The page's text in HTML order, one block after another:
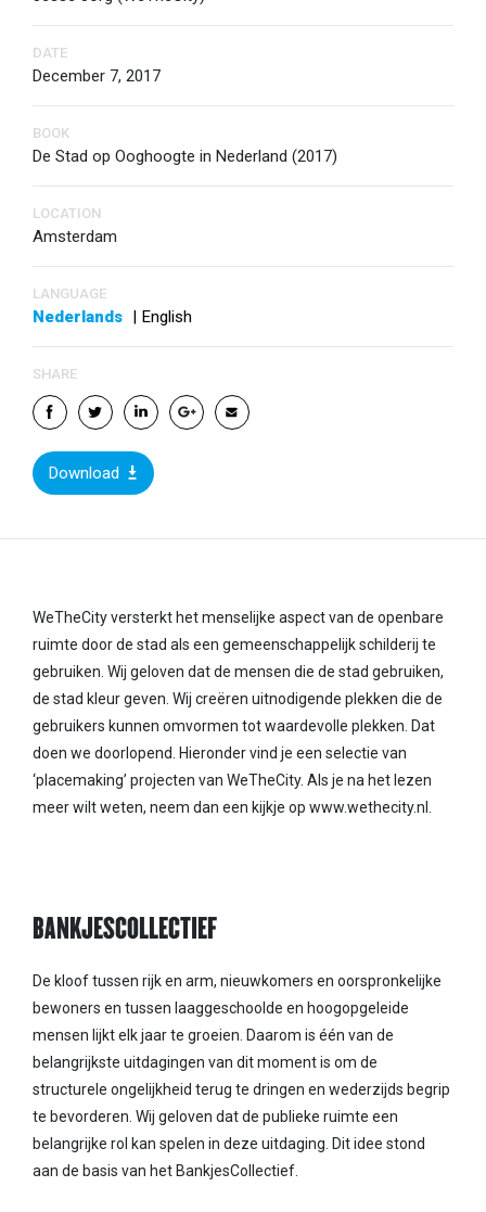
DATE
December 7, 2017
BOOK
De Stad op Ooghoogte in Nederland (2017)
LOCATION
Amsterdam
LANGUAGE
Nederlands | English
SHARE
Download
WeTheCity versterkt het menselijke aspect van de openbare
ruimte door de stad als een gemeenschappelijk schilderij te
gebruiken. Wij geloven dat de mensen die de stad gebruiken,
de stad kleur geven. Wij creëren uitnodigende plekken die de
gebruikers kunnen omvormen tot waardevolle plekken. Dat
doen we doorlopend. Hieronder vind je een selectie van
‘placemaking’ projecten van WeTheCity. Als je na het lezen
meer wilt weten, neem dan een kijkje op www.wethecity.nl.
BANKJESCOLLECTIEF
De kloof tussen rijk en arm, nieuwkomers en oorspronkelijke
bewoners en tussen laaggeschoolde en hoogopgeleide
mensen lijkt elk jaar te groeien. Daarom is één van de
belangrijkste uitdagingen van dit moment is om de
structurele ongelijkheid terug te dringen en wederzijds begrip
te bevorderen. Wij geloven dat de publieke ruimte een
belangrijke rol kan spelen in deze uitdaging. Dit idee stond
aan de basis van het BankjesCollectief.